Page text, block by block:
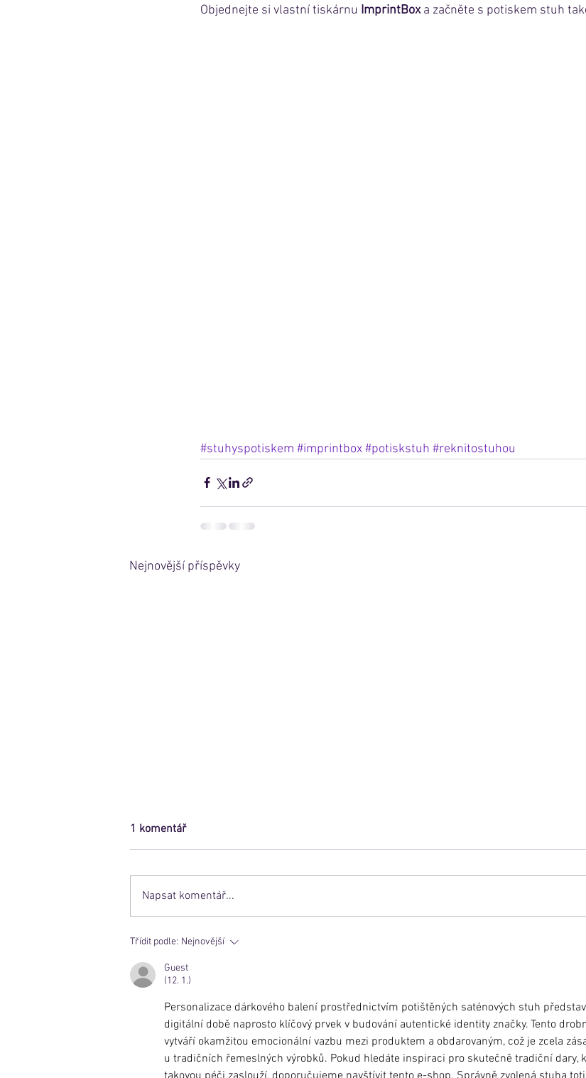
Objednejte si vlastní tiskárnu ImprintBox a začněte s potiskem stuh
#stuhyspotiskem #imprintbox#potiskstuh #reknitostuhou
Nejnovější příspěvky
Tipy a triky - video návody
1 komentář
Napsat komentář...
Třídit podle: Nejnovější
Guest
(12. 1.)
Personalizace dárkového balení prostřednictvím potištěných saténových stuh
digitální době naprosto klíčový prvek v budování autentické identity značky. Tento
vytváří okamžitou emocionální vazbu mezi produktem a obdarovaným, což je zcela
u tradičních řemeslných výrobků. Pokud hledáte inspiraci pro skutečně tradiční dary,